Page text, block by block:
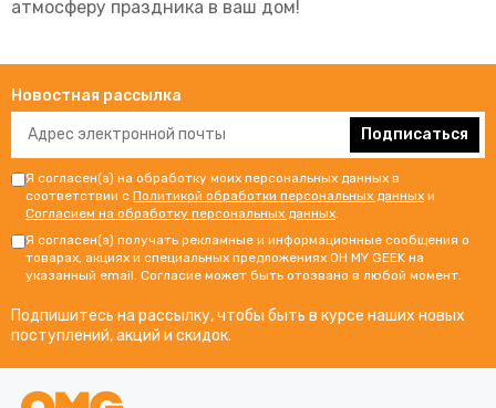
атмосферу праздника в ваш дом!
Новостная рассылка
Подписаться
Я согласен(а) на обработку моих персональных данных в
соответствии с Политикой обработки персональных данных и
Согласием на обработку персональных данных.
Я согласен(а) получать рекламные и информационные сообщения о
товарах, акциях и специальных предложениях OH MY GEEK на
указанный email. Согласие может быть отозвано в любой момент.
Подпишитесь на рассылку, чтобы быть в курсе наших новых
поступлений, акций и скидок.